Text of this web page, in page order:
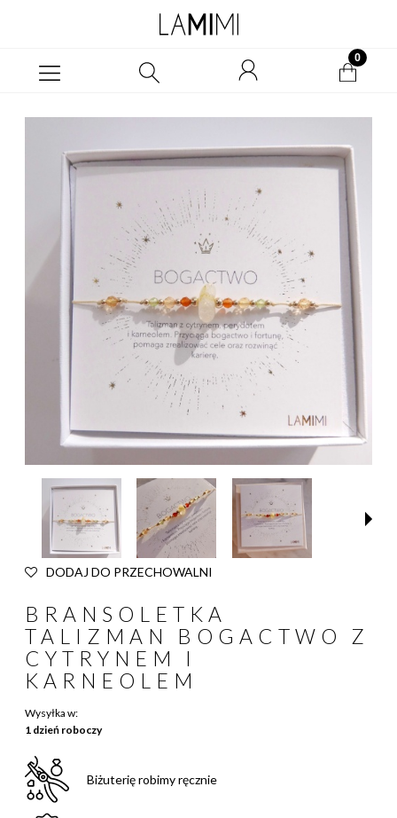
DODAJ DO PRZECHOWALNI
BRANSOLETKA
TALIZMAN BOGACTWO Z
CYTRYNEM I
KARNEOLEM
Wysyłka w:
1 dzień roboczy
Biżuterię robimy ręcznie